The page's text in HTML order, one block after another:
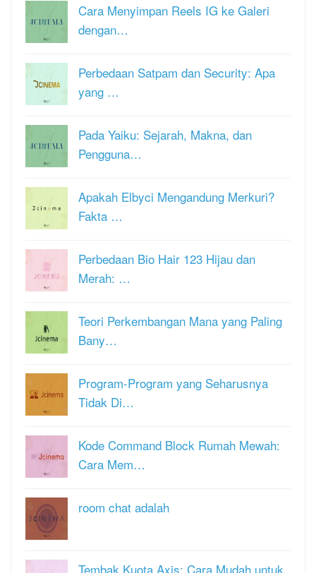
Cara Menyimpan Reels IG ke Galeri
dengan…
Perbedaan Satpam dan Security: Apa
yang …
Pada Yaiku: Sejarah, Makna, dan
Pengguna…
Apakah Elbyci Mengandung Merkuri?
Fakta …
Perbedaan Bio Hair 123 Hijau dan
Merah: …
Teori Perkembangan Mana yang Paling
Bany…
Program-Program yang Seharusnya
Tidak Di…
Kode Command Block Rumah Mewah:
Cara Mem…
room chat adalah
Tembak Kuota Axis: Cara Mudah untuk